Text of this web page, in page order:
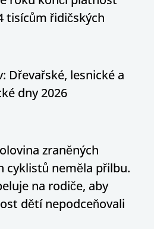
tisícům řidičských
Dřevařské, lesnické a
dny 2026
zraněných
cyklistů neměla přilbu.
na rodiče, aby
dětí nepodceňovali